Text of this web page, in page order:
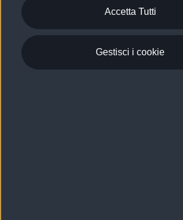
acquisto.
Accetta Tutti
Gestisci i cookie